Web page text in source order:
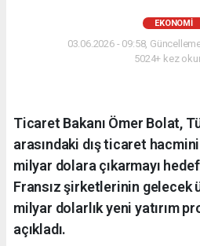
EKONOMI
03.06.2026 - 09:58,
5024+ kez
Ticaret Bakanı Ömer Bolat,
arasındaki dış ticaret
milyar dolara çıkarmayı
Fransız şirketlerinin gelecek
milyar dolarlık yeni yatırım
açıkladı.